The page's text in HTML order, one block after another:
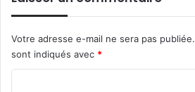
Votre adresse e-mail ne sera pas publiée.
sont indiqués avec *